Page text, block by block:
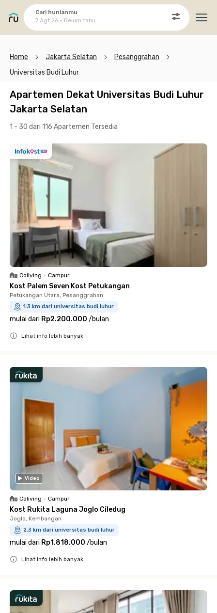
Cari hunianmu
7 Agt 26 - Belum tahu
Home Jakarta Selatan
Pesanggrahan
Universitas Budi Luhur
Apartemen Dekat Universitas Budi Luhur
Jakarta Selatan
1 - 30 dari 116 Apartemen Tersedia
Coliving • Campur
Kost Palem Seven Kost Petukangan
Petukangan Utara, Pesanggrahan
1.3 km dari universitas budi luhur
mulai dari Rp2.200.000 /bulan
Lihat info lebih banyak
Video
Coliving • Campur
Kost Rukita Laguna Joglo Ciledug
Joglo, Kembangan
2.3 km dari universitas budi luhur
mulai dari Rp1.818.000 /bulan
Lihat info lebih banyak